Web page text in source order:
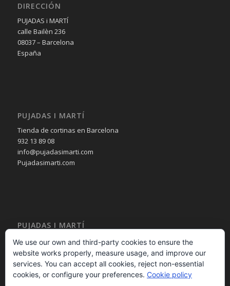
DIRECCIÓN
PUJADAS i MARTÍ
calle Bailèn 236
08037 – Barcelona
España
PUJADAS I MARTÍ
Tienda de cortinas en Barcelona
932 13 89 08
info@pujadasimarti.com
Pujadasimarti.com
PUJADAS I MARTÍ
Cortinas en Barcelona
Tendencia en cortinas
Asesoramiento en cortinas
Decoración en cortinas
We use our own and third-party cookies to ensure the
website works properly, measure usage, and improve our
services. You can accept all cookies, reject non-essential
cookies, or configure your preferences. Cookie policy